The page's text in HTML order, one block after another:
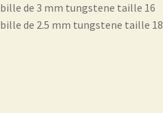
bille de 3 mm tungstene taille 16
bille de 2.5 mm tungstene taille 18